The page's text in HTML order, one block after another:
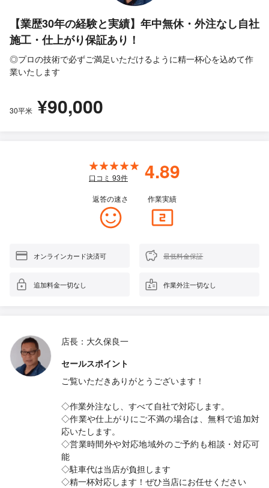
【業歴30年の経験と実績】年中無休・外注なし自社
施工・仕上がり保証あり！
◎プロの技術で必ずご満足いただけるように精一杯心を込めて作
業いたします
30平米 ¥90,000
口コミ 93件 4.89
返答の速さ 作業実績
オンラインカード決済可 最低料金保証
追加料金一切なし 作業外注一切なし
店長：大久保良一
セールスポイント
ご覧いただきありがとうございます！
◇作業外注なし、すべて自社で対応します。
◇作業や仕上がりにご不満の場合は、無料で追加対
応いたします。
◇営業時間外や対応地域外のご予約も相談・対応可
能
◇駐車代は当店が負担します
◇精一杯対応します！ぜひ当店にお任せください